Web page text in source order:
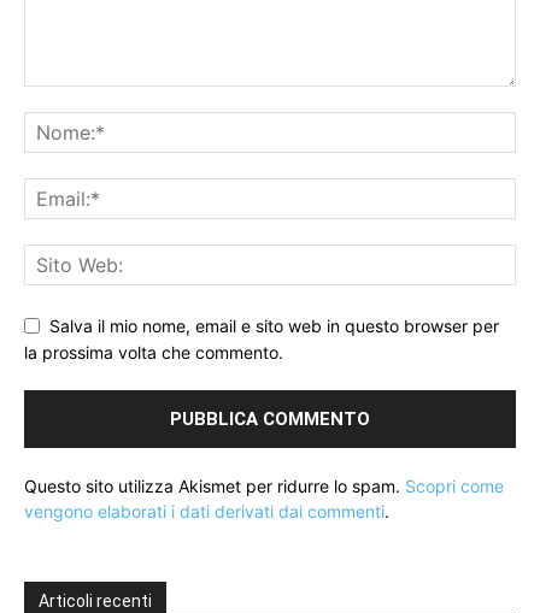
Salva il mio nome, email e sito web in questo browser per
la prossima volta che commento.
Questo sito utilizza Akismet per ridurre lo spam. Scopri come
vengono elaborati i dati derivati dai commenti.
Articoli recenti